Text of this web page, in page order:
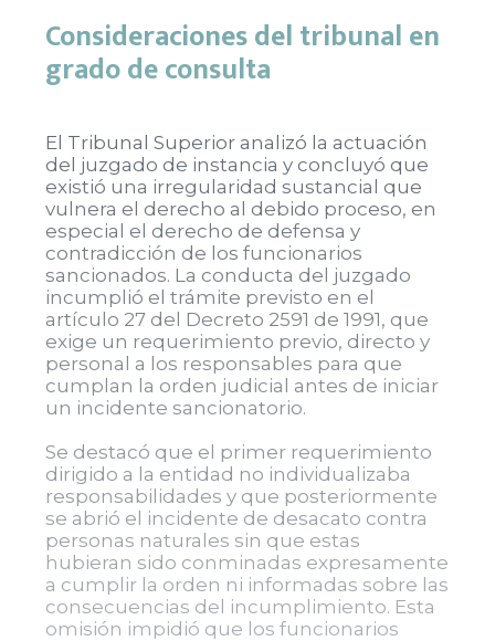
Consideraciones del tribunal en
grado de consulta
El Tribunal Superior analizó la actuación
del juzgado de instancia y concluyó que
existió una irregularidad sustancial que
vulnera el derecho al debido proceso, en
especial el derecho de defensa y
contradicción de los funcionarios
sancionados. La conducta del juzgado
incumplió el trámite previsto en el
artículo 27 del Decreto 2591 de 1991, que
exige un requerimiento previo, directo y
personal a los responsables para que
cumplan la orden judicial antes de iniciar
un incidente sancionatorio.
Se destacó que el primer requerimiento
dirigido a la entidad no individualizaba
responsabilidades y que posteriormente
se abrió el incidente de desacato contra
personas naturales sin que estas
hubieran sido conminadas expresamente
a cumplir la orden ni informadas sobre las
consecuencias del incumplimiento. Esta
omisión impidió que los funcionarios